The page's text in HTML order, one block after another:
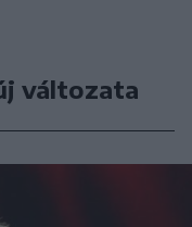
változata